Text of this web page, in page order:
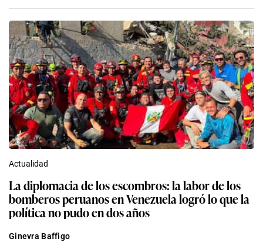
Actualidad
La diplomacia de los escombros: la labor de los
bomberos peruanos en Venezuela logró lo que la
política no pudo en dos años
Ginevra Baffigo